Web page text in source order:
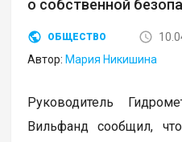
о собственной
ОБЩЕСТВО
Автор: Мария Никишина
Руководитель
Вильфанд сообщил,